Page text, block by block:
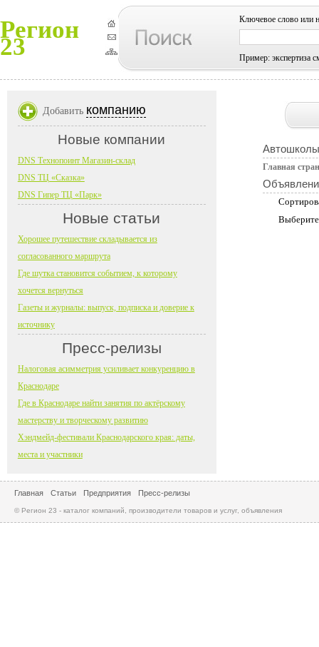
Регион
23
Ключевое слово или
Пример: экспертиза
Главная
Добавить компанию
Новые компании
DNS Технопоинт Магазин-склад
DNS ТЦ «Сказка»
DNS Гипер ТЦ «Парк»
Новые статьи
Хорошее путешествие складывается из
согласованного маршрута
Где шутка становится событием, к которому
хочется вернуться
Газеты и журналы: выпуск, подписка и доверие к
источнику
Пресс-релизы
Налоговая асимметрия усиливает конкуренцию в
Краснодаре
Где в Краснодаре найти занятия по актёрскому
мастерству и творческому развитию
Хэндмейд-фестивали Краснодарского края: даты,
места и участники
Главная Статьи Предприятия Пресс-релизы
© Регион 23 - каталог компаний, производители товаров и услуг, объявления